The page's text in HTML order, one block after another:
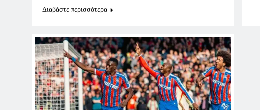
Διαβάστε περισσότερα